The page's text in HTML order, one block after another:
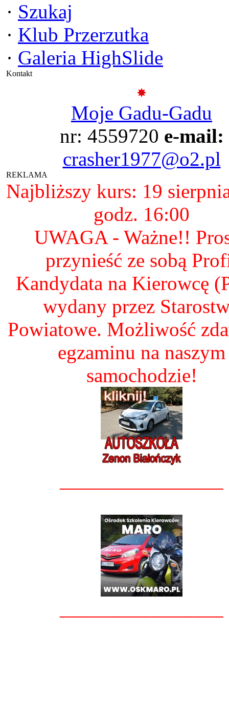
· Szukaj
· Klub Przerzutka
· Galeria HighSlide
Kontakt
Moje Gadu-Gadu
nr: 4559720 e-mail:
crasher1977@o2.pl
REKLAMA
Najbliższy kurs: 19
godz. 16:00
UWAGA - Ważne!!
przynieść ze sobą
Kandydata na Kierowcę
wydany przez
Powiatowe. Możliwość
egzaminu na naszym
samochodzie!